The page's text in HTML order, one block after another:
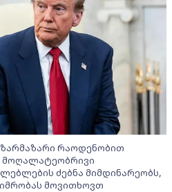
რაოდენობით
მოღალატეობრივი
ძებნა მიმდინარეობს,
მოვითხოვთ